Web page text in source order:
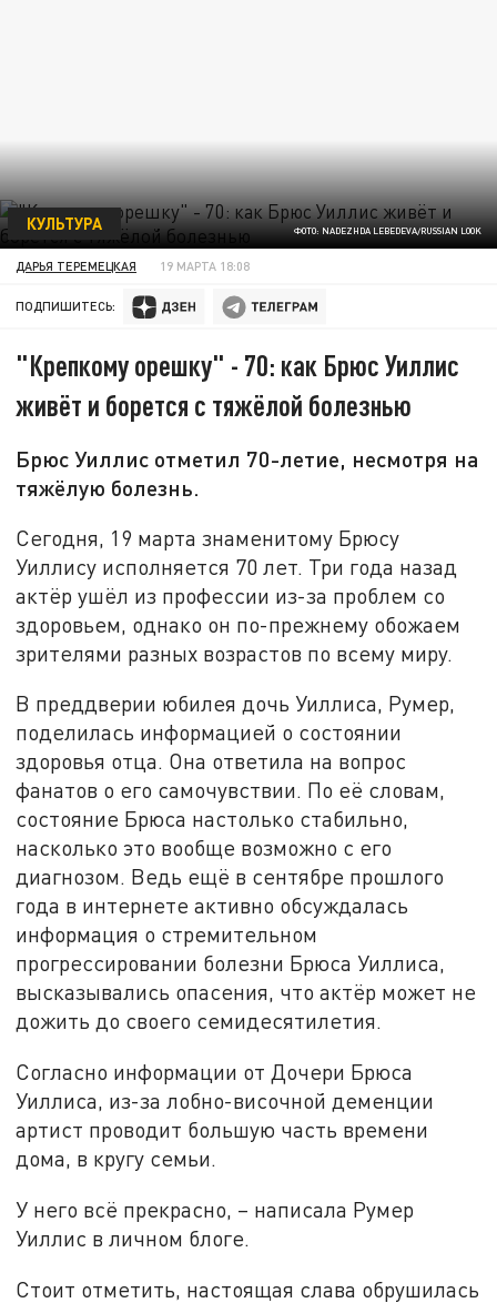
ФОТО: NADEZHDA LEBEDEVA/RUSSIAN LOOK
КУЛЬТУРА
ДАРЬЯ ТЕРЕМЕЦКАЯ 19 МАРТА 18:08
ПОДПИШИТЕСЬ:
"Крепкому орешку" - 70: как Брюс Уиллис
живёт и борется с тяжёлой болезнью
Брюс Уиллис отметил 70-летие, несмотря на
тяжёлую болезнь.
Сегодня, 19 марта знаменитому Брюсу
Уиллису исполняется 70 лет. Три года назад
актёр ушёл из профессии из-за проблем со
здоровьем, однако он по-прежнему обожаем
зрителями разных возрастов по всему миру.
В преддверии юбилея дочь Уиллиса, Румер,
поделилась информацией о состоянии
здоровья отца. Она ответила на вопрос
фанатов о его самочувствии. По её словам,
состояние Брюса настолько стабильно,
насколько это вообще возможно с его
диагнозом. Ведь ещё в сентябре прошлого
года в интернете активно обсуждалась
информация о стремительном
прогрессировании болезни Брюса Уиллиса,
высказывались опасения, что актёр может не
дожить до своего семидесятилетия.
Согласно информации от Дочери Брюса
Уиллиса, из-за лобно-височной деменции
артист проводит большую часть времени
дома, в кругу семьи.
У него всё прекрасно, – написала Румер
Уиллис в личном блоге.
Стоит отметить, настоящая слава обрушилась